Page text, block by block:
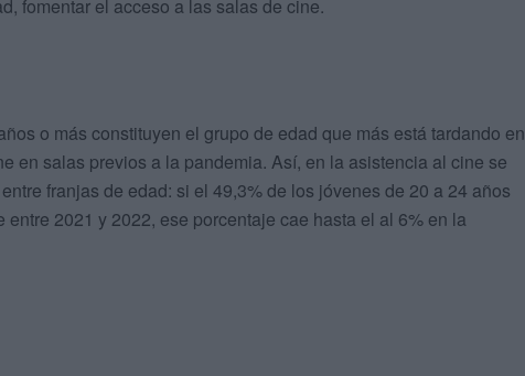
fomentar el acceso a las salas de cine.
o más constituyen el grupo de edad que más está tardando en
en salas previos a la pandemia. Así, en la asistencia al cine se
franjas de edad: si el 49,3% de los jóvenes de 20 a 24 años
2021 y 2022, ese porcentaje cae hasta el al 6% en la